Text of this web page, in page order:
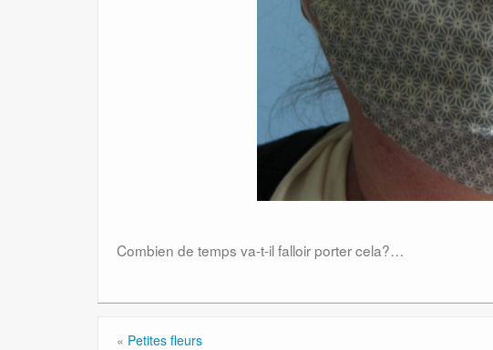
Combien de temps va-t-il falloir porter cela?…
« Petites fleurs